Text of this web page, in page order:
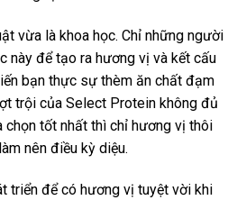
vừa là khoa học. Chỉ những người
này để tạo ra hương vị và kết cấu
bạn thực sự thèm ăn chất đạm
trội của Select Protein không đủ
tốt nhất thì chỉ hương vị thôi
nên điều kỳ diệu.
triển để có hương vị tuyệt vời khi